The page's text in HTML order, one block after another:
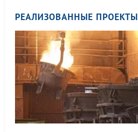
РЕАЛИЗОВАННЫЕ ПРОЕКТЫ